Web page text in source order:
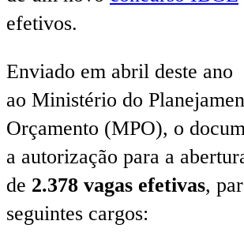
efetivos.
Enviado em abril deste ano
ao Ministério do
Orçamento (MPO), o
a autorização para a
de 2.378 vagas efetivas,
seguintes cargos: